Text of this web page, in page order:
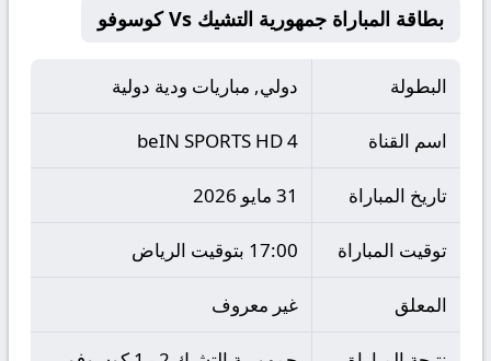
بطاقة المباراة جمهورية التشيك Vs كوسوفو
البطولة دولي, مباريات ودية دولية
اسم القناة beIN SPORTS HD 4
تاريخ المباراة 31 مايو 2026
توقيت المباراة 17:00 بتوقيت الرياض
المعلق غير معروف